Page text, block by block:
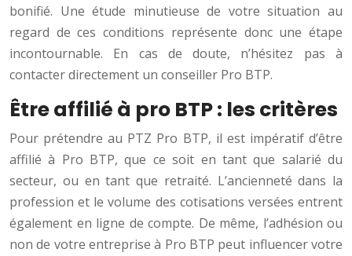
bonifié. Une étude minutieuse de votre situation au
regard de ces conditions représente donc une étape
incontournable. En cas de doute, n’hésitez pas à
contacter directement un conseiller Pro BTP.
Être affilié à pro BTP : les critères
Pour prétendre au PTZ Pro BTP, il est impératif d’être
affilié à Pro BTP, que ce soit en tant que salarié du
secteur, ou en tant que retraité. L’ancienneté dans la
profession et le volume des cotisations versées entrent
également en ligne de compte. De même, l’adhésion ou
non de votre entreprise à Pro BTP peut influencer votre